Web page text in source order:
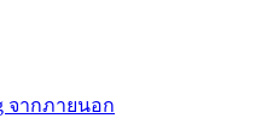
จากภายนอก